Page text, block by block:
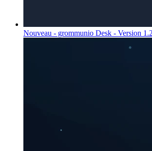
Nouveau - grommunio Desk - Version